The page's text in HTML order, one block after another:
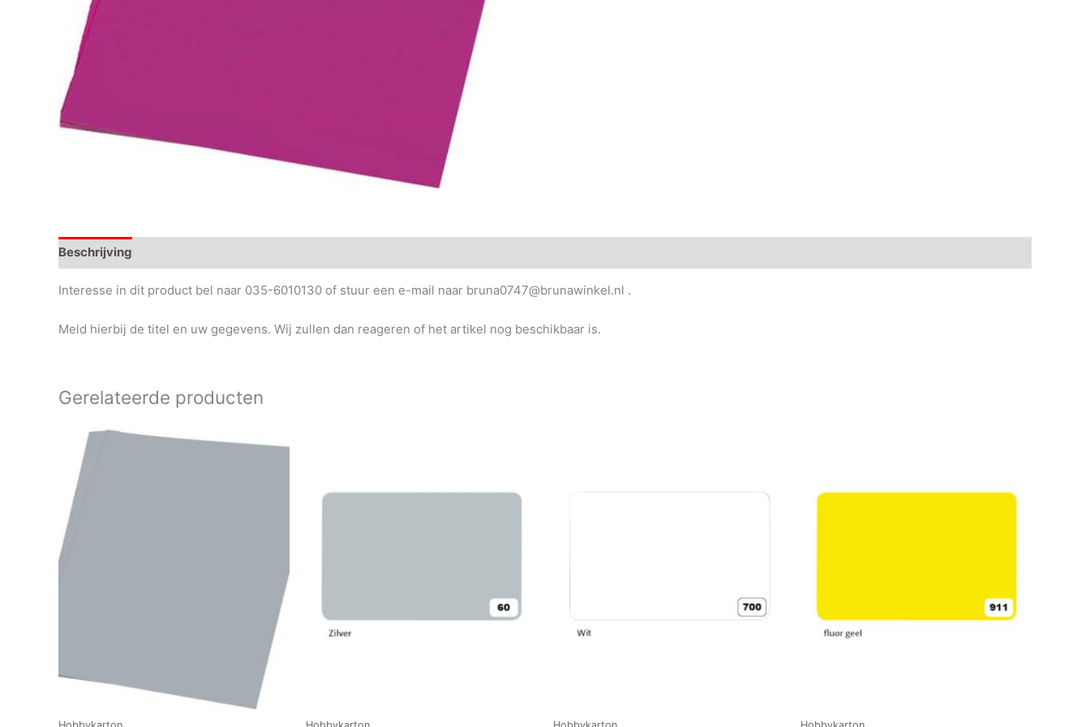
Beschrijving
Interesse in dit product bel naar 035-6010130 of stuur een e-mail naar bruna0747@brunawinkel.nl .
Meld hierbij de titel en uw gegevens. Wij zullen dan reageren of het artikel nog beschikbaar is.
Gerelateerde producten